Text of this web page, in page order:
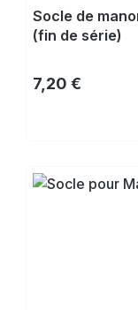
Socle de
(fin de série)
Prix régulier :
7,20 €